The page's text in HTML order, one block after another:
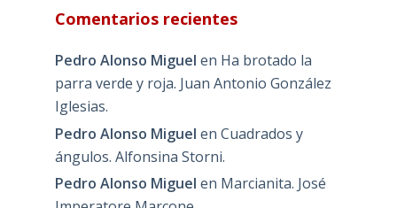
Comentarios recientes
Pedro Alonso Miguel en Ha brotado la
parra verde y roja. Juan Antonio González
Iglesias.
Pedro Alonso Miguel en Cuadrados y
ángulos. Alfonsina Storni.
Pedro Alonso Miguel en Marcianita. José